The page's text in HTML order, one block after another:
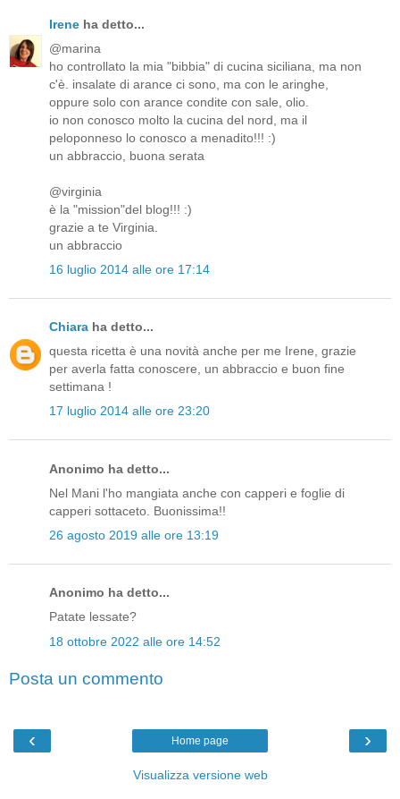
Irene ha detto...
@marina
ho controllato la mia "bibbia" di cucina siciliana, ma non
c'è. insalate di arance ci sono, ma con le aringhe,
oppure solo con arance condite con sale, olio.
io non conosco molto la cucina del nord, ma il
peloponneso lo conosco a menadito!!! :)
un abbraccio, buona serata
@virginia
è la "mission"del blog!!! :)
grazie a te Virginia.
un abbraccio
16 luglio 2014 alle ore 17:14
Chiara ha detto...
questa ricetta è una novità anche per me Irene, grazie
per averla fatta conoscere, un abbraccio e buon fine
settimana !
17 luglio 2014 alle ore 23:20
Anonimo ha detto...
Nel Mani l'ho mangiata anche con capperi e foglie di
capperi sottaceto. Buonissima!!
26 agosto 2019 alle ore 13:19
Anonimo ha detto...
Patate lessate?
18 ottobre 2022 alle ore 14:52
Posta un commento
‹ ›
Home page
Visualizza versione web